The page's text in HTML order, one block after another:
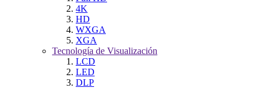
4K
HD
WXGA
XGA
Tecnología de Visualización
LCD
LED
DLP